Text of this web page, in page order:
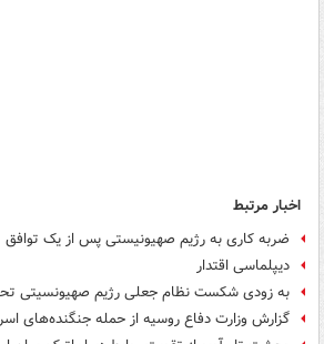
اخبار مرتبط
ضربه کاری به رژیم صهیونیستی پس از یک توافق
دیپلماسی اقتدار
به زودی شکست نظام جعلی رژیم صهیونسیتی
گزارش وزارت دفاع روسیه از حمله جنگنده‌های